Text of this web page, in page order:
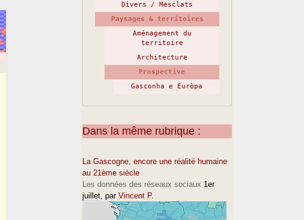
Divers / Mesclats
Paysages & territoires
Aménagement du
territoire
Architecture
Prospective
Gasconha e Euròpa
Dans la même rubrique :
La Gascogne, encore une réalité humaine
au 21ème siècle
Les données des réseaux sociaux 1er
juillet, par Vincent P.